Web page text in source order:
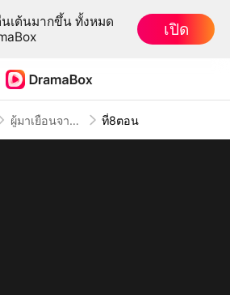
เต้นมากขึ้น ทั้งหมด
เปิด
ผู้มาเยือนจากอดีต ที่8ตอน